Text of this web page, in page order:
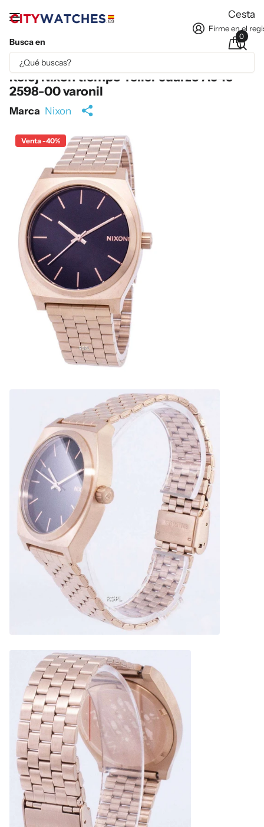
Busca en
Firme en el
Cesta
0
Parte del contenido se ha traducido automáticamente.
Reloj Nixon tiempo Teller cuarzo A045-
2598-00 varonil
Marca Nixon
Venta -40%